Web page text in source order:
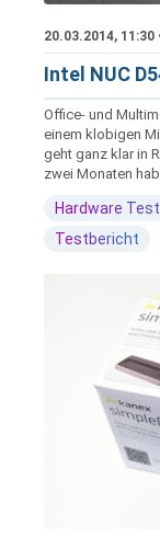
20.03.2014, 11:30
Intel NUC
Office- und
einem klobigen
geht ganz klar in
zwei Monaten
Hardware
Testbericht